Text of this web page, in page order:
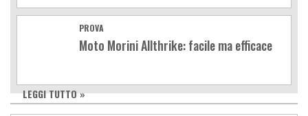
PROVA
Moto Morini Allthrike: facile ma efficace
LEGGI TUTTO »